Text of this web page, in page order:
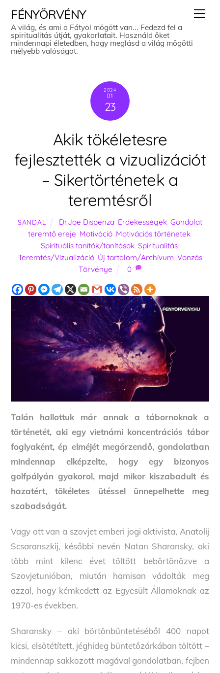
content
FÉNYÖRVÉNY
A világ, és ami a Fátyol mögött van... Fedezd fel a
spiritualitás útját, gyakorlatait. Használd őket
mindennapi életedben, hogy meglásd a világ mögötti
mélyebb valóságot.
2024
01
23
Akik tökéletesre
fejlesztették a vizualizációt
– Sikertörténetek a
teremtésről
SANDAL Dr.Joe Dispenza Érdekességek, Gondolat
teremtő ereje Motiváció Motivációs történetek
Spirituális tanítók/tanítások Spiritualitás
Teremtés/Vizualizáció, Új tartalom/Archívum Vonzás
Törvénye
0
Talán hallottuk már annak a tábornoknak a
történetét, aki egy vietnámi koncentrációs tábor
foglyaként, ép elméjét megőrzendő, gondolatban
mindennap elképzelte, hogy egy bizonyos
golfpályán gyakorol, majd mikor kiszabadult és
hazatért, tökéletes ütéssel ünnepelhette meg
szabadságát.
Vagy ott van a szovjet emberi jogi aktivista, Anatolij
Scsaranszkij, későbbi nevén Natan Sharansky, aki
több mint kilenc évet töltött bebörtönözve a
Szovjetunióban, miután hamisan vádolták meg
azzal, hogy kémkedett az Egyesült Államoknak az
1970-es években.
Sharansky – aki börtönbüntetéséből 400 napot
kicsi, elsötétített, jéghideg büntetőzárkában töltött –
mindennap sakkozott magával gondolatban, fejben